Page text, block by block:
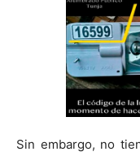
Sin embargo, no